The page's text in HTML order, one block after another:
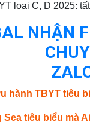
loại C, D 2025:
NHẬN
hành TBYT tiêu
tiêu biểu mà